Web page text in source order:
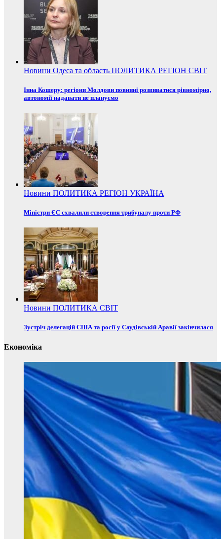
Новини Одеса та область ПОЛИТИКА РЕГІОН СВІТ
Інна Кошеру: регіони Молдови повинні розвиватися рівномірно,
автономії надавати не плануємо
Новини ПОЛИТИКА РЕГІОН УКРАЇНА
Міністри ЄС схвалили створення трибуналу проти РФ
Новини ПОЛИТИКА СВІТ
Зустріч делегацій США та росії у Саудівській Аравії закінчилася
Економіка